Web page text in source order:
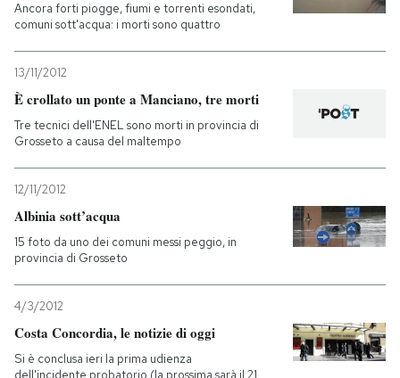
Ancora forti piogge, fiumi e torrenti esondati,
comuni sott'acqua: i morti sono quattro
13/11/2012
È crollato un ponte a Manciano, tre morti
Tre tecnici dell'ENEL sono morti in provincia di
Grosseto a causa del maltempo
12/11/2012
Albinia sott’acqua
15 foto da uno dei comuni messi peggio, in
provincia di Grosseto
4/3/2012
Costa Concordia, le notizie di oggi
Si è conclusa ieri la prima udienza